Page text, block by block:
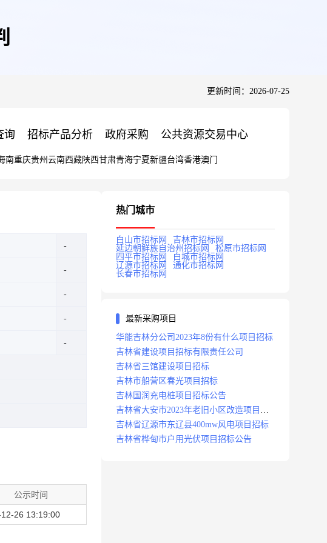
更新时间：2026-07-25
询 招标产品分析 政府采购 公共资源交易中心
南重庆贵州 云南西藏陕西甘肃青海宁夏新疆台湾香港澳门
公示时间
26 13:19:00
热门城市
白山市招标网
吉林市招标网
延边朝鲜族自治州招标网
松原市招标网
四平市招标网
白城市招标网
辽源市招标网
通化市招标网
长春市招标网
最新采购项目
华能吉林分公司2023年8份有什么项目招标
吉林省建设项目招标有限责任公司
吉林省三馆建设项目招标
吉林市船营区春光项目招标
吉林国润充电桩项目招标公告
吉林省大安市2023年老旧小区改造项目招
标公告
吉林省辽源市东辽县400mw风电项目招标
吉林省桦甸市户用光伏项目招标公告